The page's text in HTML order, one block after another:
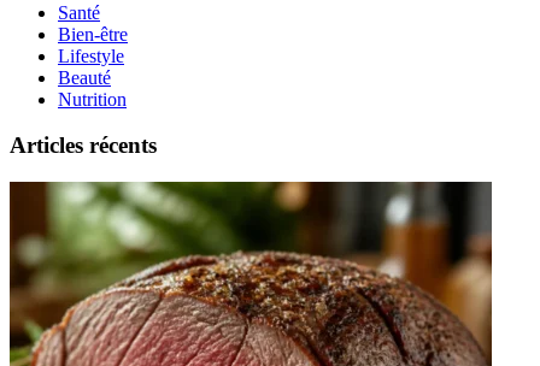
Santé
Bien-être
Lifestyle
Beauté
Nutrition
Articles récents